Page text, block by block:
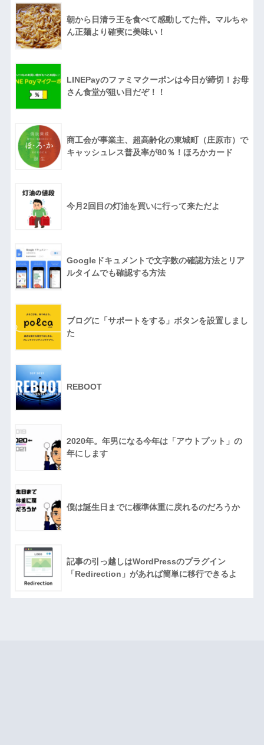
朝から日清ラ王を食べて感動してた件。マルちゃ
ん正麺より確実に美味い！
LINEPayのファミマクーポンは今日が締切！お母
さん食堂が狙い目だぞ！！
商工会が事業主、超高齢化の東城町（庄原市）で
キャッシュレス普及率が80％！ほろかカード
今月2回目の灯油を買いに行って来ただよ
Googleドキュメントで文字数の確認方法とリア
ルタイムでも確認する方法
ブログに「サポートをする」ボタンを設置しまし
た
REBOOT
2020年。年男になる今年は「アウトプット」の
年にします
僕は誕生日までに標準体重に戻れるのだろうか
記事の引っ越しはWordPressのプラグイン
「Redirection」があれば簡単に移行できるよ